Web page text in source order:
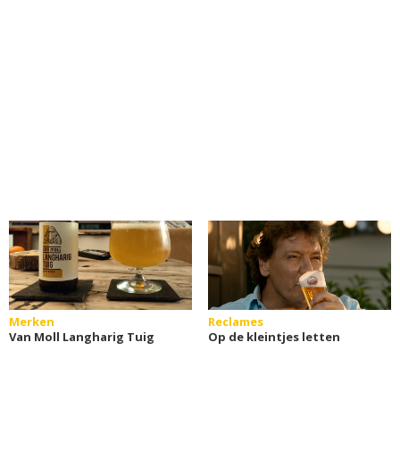
Merken
Van Moll Langharig Tuig
Reclames
Op de kleintjes letten